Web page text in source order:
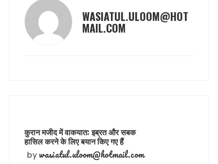
WASIATUL.ULOOM@HOT
MAIL.COM
कुरान मजीद में वाकयात: इब्रत और सबक
हासिल करने के लिए बयान किए गए हैं
by wasiatul.uloom@hotmail.com